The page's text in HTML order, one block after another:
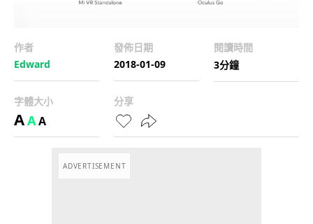
作者
Edward
發佈日期
2018-01-09
閱讀時間
3分鐘
字體大小
AAA
分享
ADVERTISEMENT